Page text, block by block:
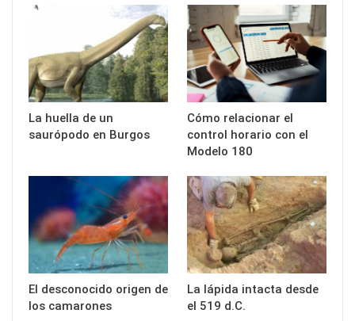
La huella de un
saurópodo en Burgos
Cómo relacionar el
control horario con el
Modelo 180
El desconocido origen de
los camarones
La lápida intacta desde
el 519 d.C.